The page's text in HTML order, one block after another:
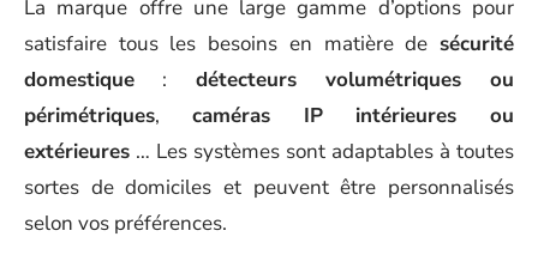
La marque offre une large gamme d’options pour
satisfaire tous les besoins en matière de sécurité
domestique : détecteurs volumétriques ou
périmétriques, caméras IP intérieures ou
extérieures … Les systèmes sont adaptables à toutes
sortes de domiciles et peuvent être personnalisés
selon vos préférences.